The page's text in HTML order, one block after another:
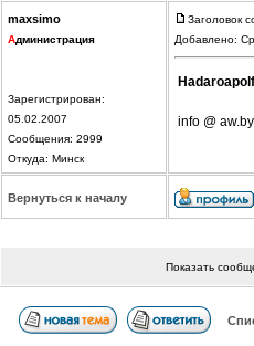
maxsimo
Администрация
Зарегистрирован:
05.02.2007
Сообщения: 2999
Откуда: Минск
Заголовок
Добавлено:
Hadaroapolf
info @ aw.by
Вернуться к началу
Показать